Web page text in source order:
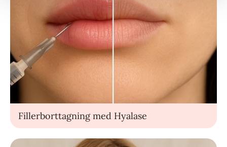
Fillerborttagning med Hyalase